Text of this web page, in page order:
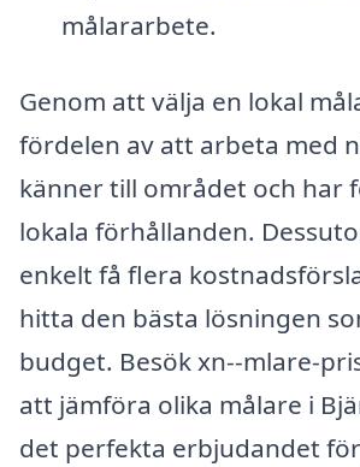
målararbete.
Genom att välja en lokal
fördelen av att arbeta med
känner till området och har
lokala förhållanden.
enkelt få flera
hitta den bästa lösningen
budget. Besök xn--mlare-
att jämföra olika målare i
det perfekta erbjudandet